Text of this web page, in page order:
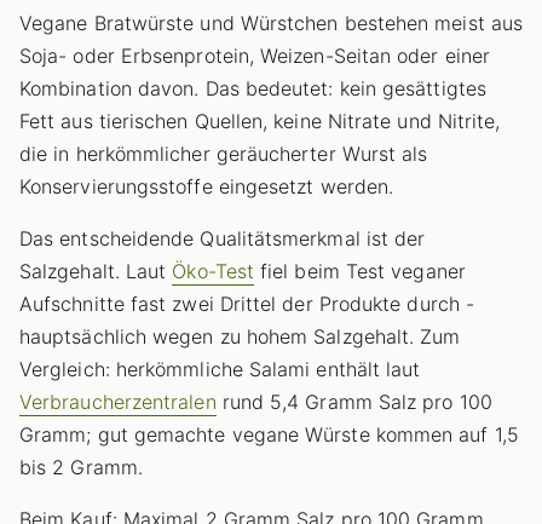
Vegane Bratwürste und Würstchen bestehen meist aus
Soja- oder Erbsenprotein, Weizen-Seitan oder einer
Kombination davon. Das bedeutet: kein gesättigtes
Fett aus tierischen Quellen, keine Nitrate und Nitrite,
die in herkömmlicher geräucherter Wurst als
Konservierungsstoffe eingesetzt werden.
Das entscheidende Qualitätsmerkmal ist der
Salzgehalt. Laut Öko-Test fiel beim Test veganer
Aufschnitte fast zwei Drittel der Produkte durch -
hauptsächlich wegen zu hohem Salzgehalt. Zum
Vergleich: herkömmliche Salami enthält laut
Verbraucherzentralen rund 5,4 Gramm Salz pro 100
Gramm; gut gemachte vegane Würste kommen auf 1,5
bis 2 Gramm.
Beim Kauf: Maximal 2 Gramm Salz pro 100 Gramm